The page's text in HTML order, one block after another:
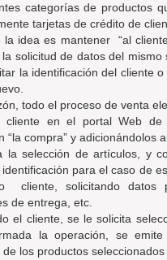
categorías de productos
tarjetas de crédito de
la idea es mantener
“al
la solicitud de datos del
la identificación del cliente
todo el proceso de venta
cliente en el portal Web
“la compra” y adicionándolos
la selección de artículos, y
para el caso de
cliente, solicitando datos
de entrega, etc.
el cliente, se le solicita
la operación, se
los productos